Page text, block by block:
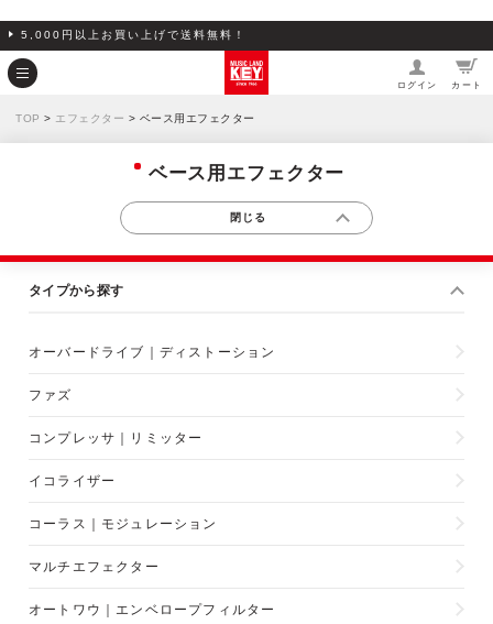
5,000円以上お買い上げで送料無料！
ログイン カート
TOP > エフェクター > ベース用エフェクター
ベース用エフェクター
タイプから探す
オーバードライブ｜ディストーション
ファズ
コンプレッサ｜リミッター
イコライザー
コーラス｜モジュレーション
マルチエフェクター
オートワウ｜エンベロープフィルター